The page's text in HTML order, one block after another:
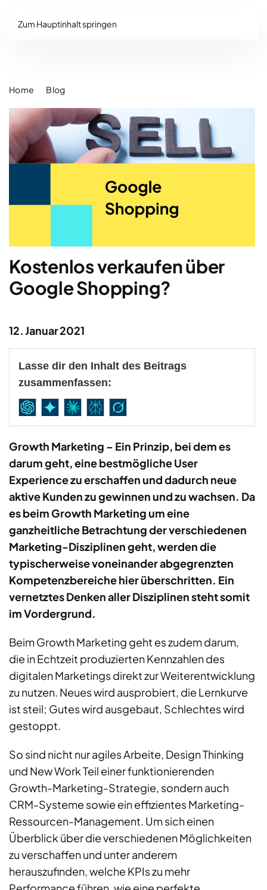
Zum Hauptinhalt springen
Home Blog
Kostenlos verkaufen über
Google Shopping?
12. Januar 2021
Lasse dir den Inhalt des Beitrags
zusammenfassen:
Growth Marketing – Ein Prinzip, bei dem es
darum geht, eine bestmögliche User
Experience zu erschaffen und dadurch neue
aktive Kunden zu gewinnen und zu wachsen. Da
es beim Growth Marketing um eine
ganzheitliche Betrachtung der verschiedenen
Marketing-Disziplinen geht, werden die
typischerweise voneinander abgegrenzten
Kompetenzbereiche hier überschritten. Ein
vernetztes Denken aller Disziplinen steht somit
im Vordergrund.
Beim Growth Marketing geht es zudem darum,
die in Echtzeit produzierten Kennzahlen des
digitalen Marketings direkt zur Weiterentwicklung
zu nutzen. Neues wird ausprobiert, die Lernkurve
ist steil; Gutes wird ausgebaut, Schlechtes wird
gestoppt.
So sind nicht nur agiles Arbeite, Design Thinking
und New Work Teil einer funktionierenden
Growth-Marketing-Strategie, sondern auch
CRM-Systeme sowie ein effizientes Marketing-
Ressourcen-Management. Um sich einen
Überblick über die verschiedenen Möglichkeiten
zu verschaffen und unter anderem
herauszufinden, welche KPIs zu mehr